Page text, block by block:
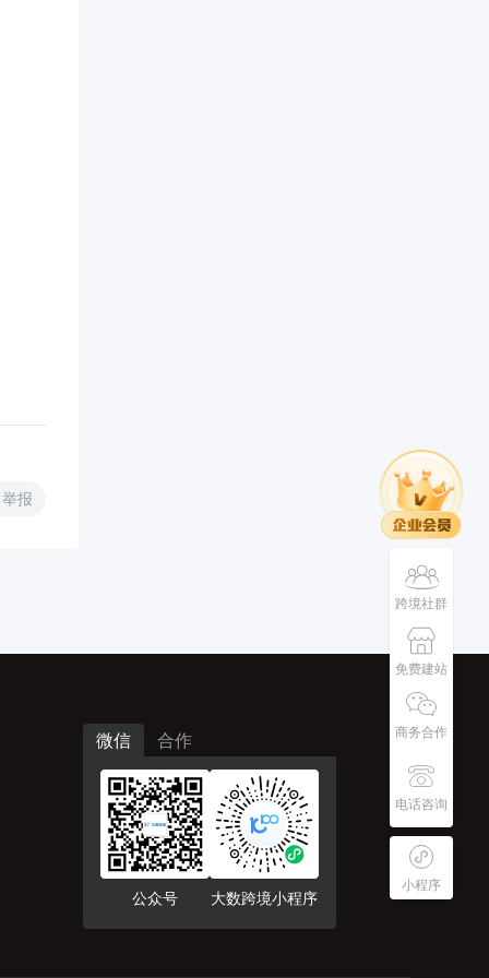
举报
跨境社群
免费建站
商务合作
电话咨询
小程序
微信 合作
公众号 大数跨境小程序